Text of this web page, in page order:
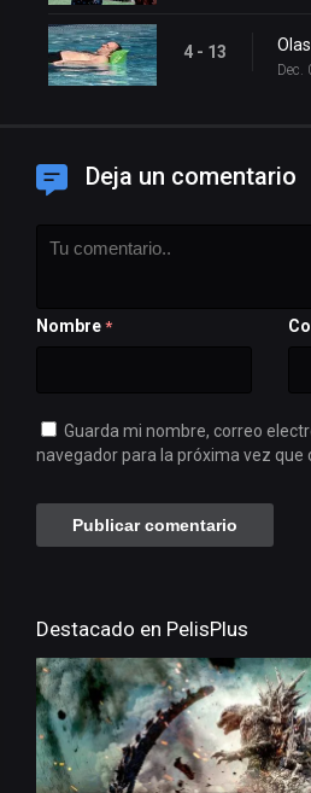
4 - 13
Dec.
Deja un comentario
Nombre *
Guarda mi nombre, correo
navegador para la próxima vez que
Destacado en PelisPlus